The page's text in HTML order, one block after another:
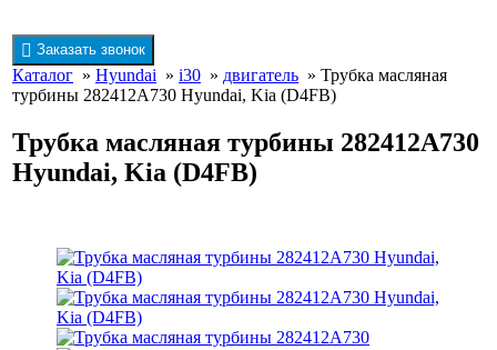
Заказать звонок
Каталог » Hyundai » i30 » двигатель » Трубка масляная
турбины 282412A730 Hyundai, Kia (D4FB)
Трубка масляная турбины 282412A730
Hyundai, Kia (D4FB)